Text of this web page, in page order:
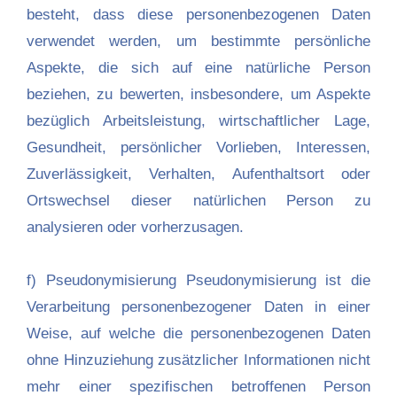
besteht, dass diese personenbezogenen Daten
verwendet werden, um bestimmte persönliche
Aspekte, die sich auf eine natürliche Person
beziehen, zu bewerten, insbesondere, um Aspekte
bezüglich Arbeitsleistung, wirtschaftlicher Lage,
Gesundheit, persönlicher Vorlieben, Interessen,
Zuverlässigkeit, Verhalten, Aufenthaltsort oder
Ortswechsel dieser natürlichen Person zu
analysieren oder vorherzusagen.
f) Pseudonymisierung Pseudonymisierung ist die
Verarbeitung personenbezogener Daten in einer
Weise, auf welche die personenbezogenen Daten
ohne Hinzuziehung zusätzlicher Informationen nicht
mehr einer spezifischen betroffenen Person